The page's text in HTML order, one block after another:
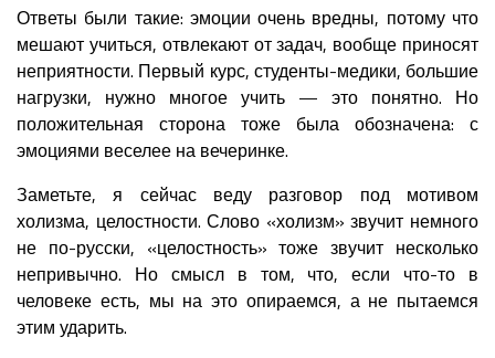
Ответы были такие: эмоции очень вредны, потому что
мешают учиться, отвлекают от задач, вообще приносят
неприятности. Первый курс, студенты-медики, большие
нагрузки, нужно многое учить — это понятно. Но
положительная сторона тоже была обозначена: с
эмоциями веселее на вечеринке.
Заметьте, я сейчас веду разговор под мотивом
холизма, целостности. Слово «холизм» звучит немного
не по-русски, «целостность» тоже звучит несколько
непривычно. Но смысл в том, что, если что-то в
человеке есть, мы на это опираемся, а не пытаемся
этим ударить.